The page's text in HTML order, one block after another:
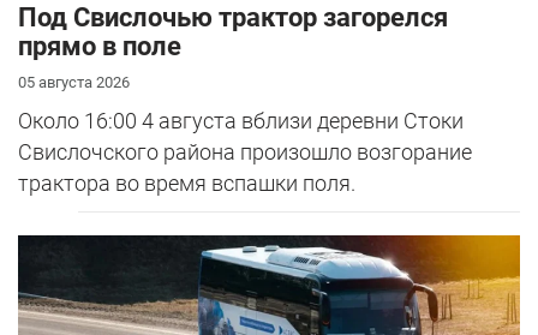
Под Свислочью трактор загорелся
прямо в поле
05 августа 2026
Около 16:00 4 августа вблизи деревни Стоки
Свислочского района произошло возгорание
трактора во время вспашки поля.